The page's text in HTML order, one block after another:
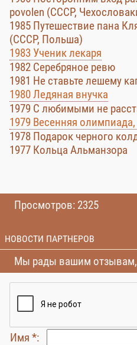
povolen (СССР,
1985 Путешествие пана
(СССР, Польша)
1983 Ученик лекаря
1982 Серебряное ревю
1981 Не ставьте лешему
1980 Ледяная внучка
1979 С любимыми не
1979 Весенняя
1978 Подарок черного
1977 Кольца Альманзора
Просмотров: 2325
НОВОСТИ ПАРТНЕРОВ
Мы рады вашим отзывам,
Имя *: